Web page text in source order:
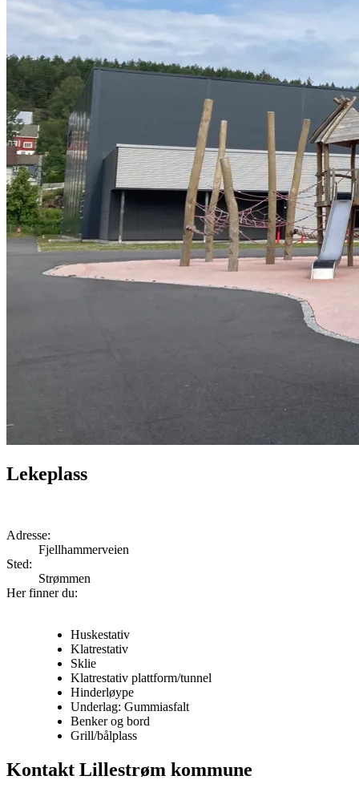
Lekeplass
Adresse:
Fjellhammerveien
Sted:
Strømmen
Her finner du:
Huskestativ
Klatrestativ
Sklie
Klatrestativ plattform/tunnel
Hinderløype
Underlag: Gummiasfalt
Benker og bord
Grill/bålplass
Kontakt Lillestrøm kommune